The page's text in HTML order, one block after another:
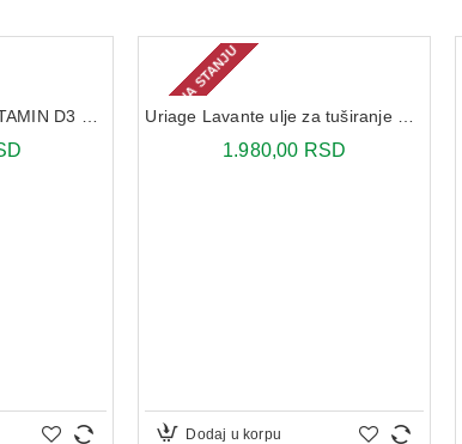
NEMA NA STANJU
1.980,00 RSD
Dodaj u korpu